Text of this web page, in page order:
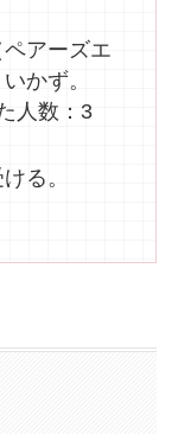
アーズエ
かず。
人数：3
ける。